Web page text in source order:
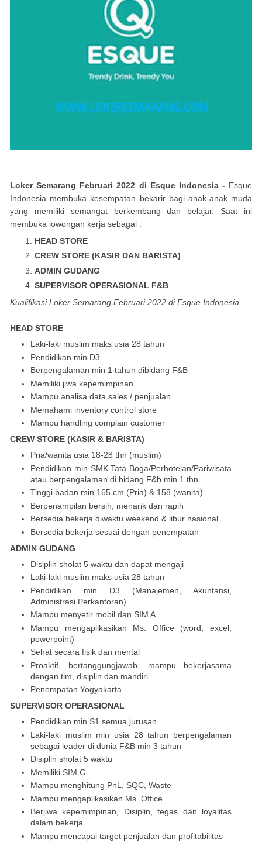
Loker Semarang Februari 2022 di Esque Indonesia - Esque
Indonesia membuka kesempatan bekarir bagi anak-anak muda
yang memiliki semangat berkembang dan belajar. Saat ini
membuka lowongan kerja sebagai :
HEAD STORE
CREW STORE (KASIR DAN BARISTA)
ADMIN GUDANG
SUPERVISOR OPERASIONAL F&B
Kualifikasi Loker Semarang Februari 2022 di Esque Indonesia
HEAD STORE
Laki-laki muslim maks usia 28 tahun
Pendidikan min D3
Berpengalaman min 1 tahun dibidang F&B
Memiliki jiwa kepemimpinan
Mampu analisa data sales / penjualan
Memahami inventory control store
Mampu handling complain customer
CREW STORE (KASIR & BARISTA)
Pria/wanita usia 18-28 thn (muslim)
Pendidikan min SMK Tata Boga/Perhotelan/Pariwisata
atau berpengalaman di bidang F&b min 1 thn
Tinggi badan min 165 cm (Pria) & 158 (wanita)
Berpenampilan bersih, menarik dan rapih
Bersedia bekerja diwaktu weekend & libur nasional
Bersedia bekerja sesuai dengan penempatan
ADMIN GUDANG
Disiplin sholat 5 waktu dan dapat mengaji
Laki-laki muslim maks usia 28 tahun
Pendidikan min D3 (Manajemen, Akuntansi,
Administrasi Perkantoran)
Mampu menyetir mobil dan SIM A
Mampu mengaplikasikan Ms. Office (word, excel,
powerpoint)
Sehat secara fisik dan mental
Proaktif, bertanggungjawab, mampu bekerjasama
dengan tim, disiplin dan mandiri
Penempatan Yogyakarta
SUPERVISOR OPERASIONAL
Pendidikan min S1 semua jurusan
Laki-laki muslim min usia 28 tahun berpengalaman
sebagai leader di dunia F&B min 3 tahun
Disiplin sholat 5 waktu
Memiliki SIM C
Mampu menghitung PnL, SQC, Waste
Mampu mengaplikasikan Ms. Office
Berjiwa kepemimpinan, Disiplin, tegas dan loyalitas
dalam bekerja
Mampu mencapai target penjualan dan profitabilitas